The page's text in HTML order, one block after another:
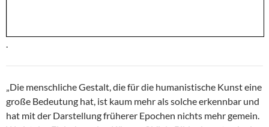
.
„Die menschliche Gestalt, die für die humanistische Kunst eine
große Bedeutung hat, ist kaum mehr als solche erkennbar und
hat mit der Darstellung früherer Epochen nichts mehr gemein.